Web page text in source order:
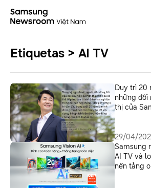
Etiquetas > AI TV
Duy trì 20
những đổi
thị của
29/04/
Samsung
AI TV và
nền tảng